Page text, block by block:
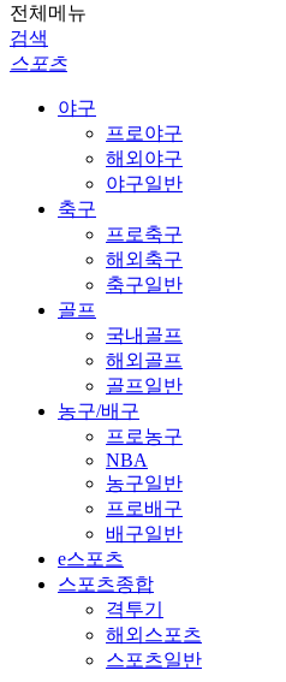
전체메뉴
검색
스포츠
야구
프로야구
해외야구
야구일반
축구
프로축구
해외축구
축구일반
골프
국내골프
해외골프
골프일반
농구/배구
프로농구
NBA
농구일반
프로배구
배구일반
e스포츠
스포츠종합
격투기
해외스포츠
스포츠일반